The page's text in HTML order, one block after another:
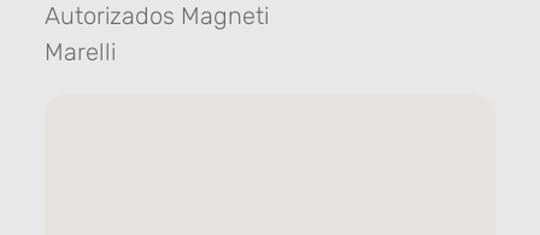
Autorizados Magneti
Marelli